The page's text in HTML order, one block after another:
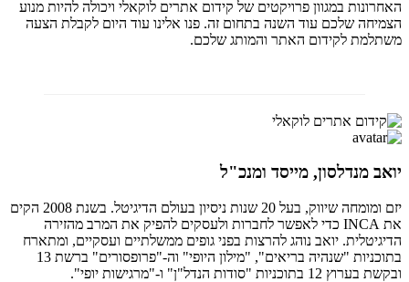
האחרונות במגוון פרויקטים של קידום אתרים לוקאלי ויכולה להיות מנוע
הצמיחה שלכם עוד השנה בתחום זה. פנו אלינו עוד היום לקבלת הצעה
משתלמת לקידום האתר והמותג שלכם.
יואב מנדלסון, מייסד ומנכ"ל
יזם ומומחה שיווק, בעל 20 שנות ניסיון בעולם הדיגיטל. בשנת 2008 הקים
את INCA כדי לאפשר לחברות ולעסקים להפיק את המרב מהזירה
הדיגיטלית. יואב נוהג להרצות בפני גופים ממשלתיים ועסקיים, ומתארח
בתוכניות "שנהיה בריאים", "מילון היופי" וה-"פרופסורים" ברשת 13
ובקשת בערוץ 12 בתוכניות "סודות הנדל"ן" ו-"מרגישות יופי".